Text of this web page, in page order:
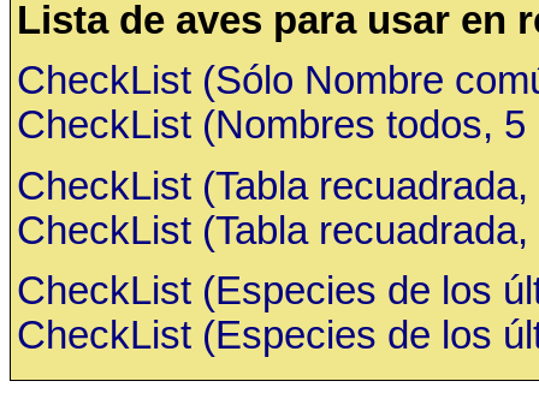
Lista de aves para usar en
CheckList (Sólo Nombre
CheckList (Nombres todos,
CheckList (Tabla
CheckList (Tabla
CheckList (Especies de los
CheckList (Especies de los